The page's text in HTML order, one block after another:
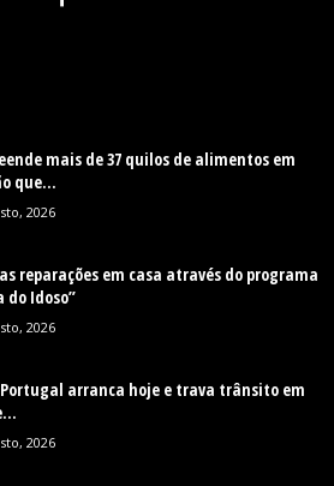
mais de 37 quilos de alimentos em
que...
2026
reparações em casa através do programa
do Idoso”
2026
arranca hoje e trava trânsito em
2026